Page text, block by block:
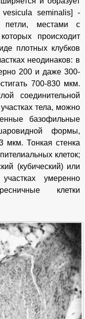
seminalis] -
петли, местами с
происходит
плотных клубков
неодинаков: в
200 и даже 300-
700-830 мкм.
соединительной
тела, можно
базофильные
формы,
мкм. Тонкая стенка
клеток;
(кубический) или
умеренно
клетки